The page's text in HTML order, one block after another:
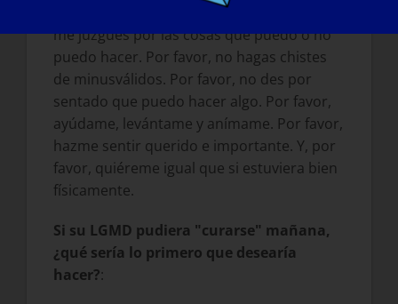
que ando raro, no te rías si me caigo y no
me juzgues por las cosas que puedo o no
puedo hacer. Por favor, no hagas chistes
de minusválidos. Por favor, no des por
sentado que puedo hacer algo. Por favor,
ayúdame, levántame y anímame. Por favor,
hazme sentir querido e importante. Y, por
favor, quiéreme igual que si estuviera bien
físicamente.
Si su LGMD pudiera "curarse" mañana,
¿qué sería lo primero que desearía
hacer?: